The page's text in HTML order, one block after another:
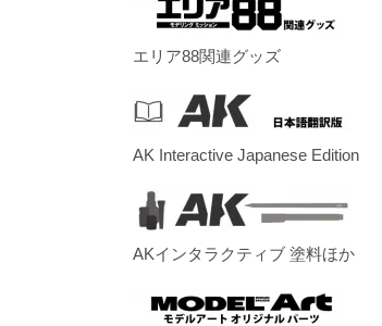
エリア88関連グッズ
AK Interactive Japanese Edition
AKインタラクティブ 塗料ほか